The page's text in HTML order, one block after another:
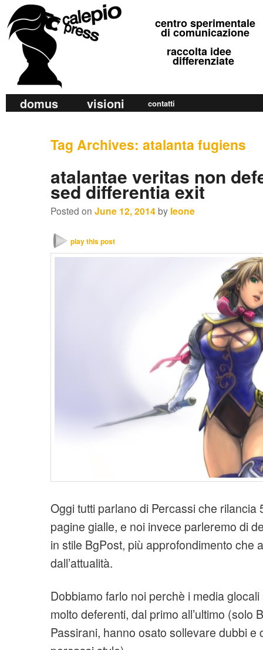
calepio press
©
centro sperimentale
di comunicazione
raccolta idee
differenziate
a
Skip
Skip
secondary
domus visioni contatti
Tag Archives: atalanta fugiens
atalantae veritas non
sed differentia exit
Posted on June 12, 2014by leone
play this post
Oggi tutti parlano di Percassi che rilancia
pagine gialle, e noi invece parleremo di
in stile BgPost, più approfondimento che
dall’attualità.
Dobbiamo farlo noi perchè i media
molto deferenti, dal primo all’ultimo (solo
Passirani, hanno osato sollevare dubbi e